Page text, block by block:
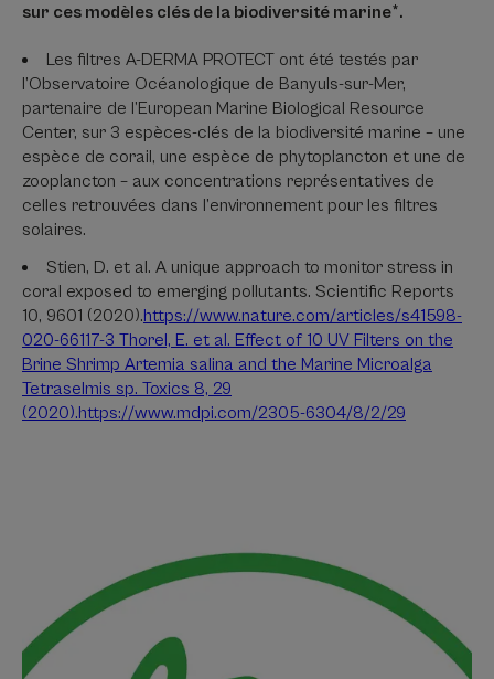
sur ces modèles clés de la biodiversité marine*.
Les filtres A-DERMA PROTECT ont été testés par
l’Observatoire Océanologique de Banyuls-sur-Mer,
partenaire de l’European Marine Biological Resource
Center, sur 3 espèces-clés de la biodiversité marine – une
espèce de corail, une espèce de phytoplancton et une de
zooplancton – aux concentrations représentatives de
celles retrouvées dans l’environnement pour les filtres
solaires.
Stien, D. et al. A unique approach to monitor stress in
coral exposed to emerging pollutants. Scientific Reports
10, 9601 (2020).https://www.nature.com/articles/s41598-
020-66117-3 Thorel, E. et al. Effect of 10 UV Filters on the
Brine Shrimp Artemia salina and the Marine Microalga
Tetraselmis sp. Toxics 8, 29
(2020).https://www.mdpi.com/2305-6304/8/2/29